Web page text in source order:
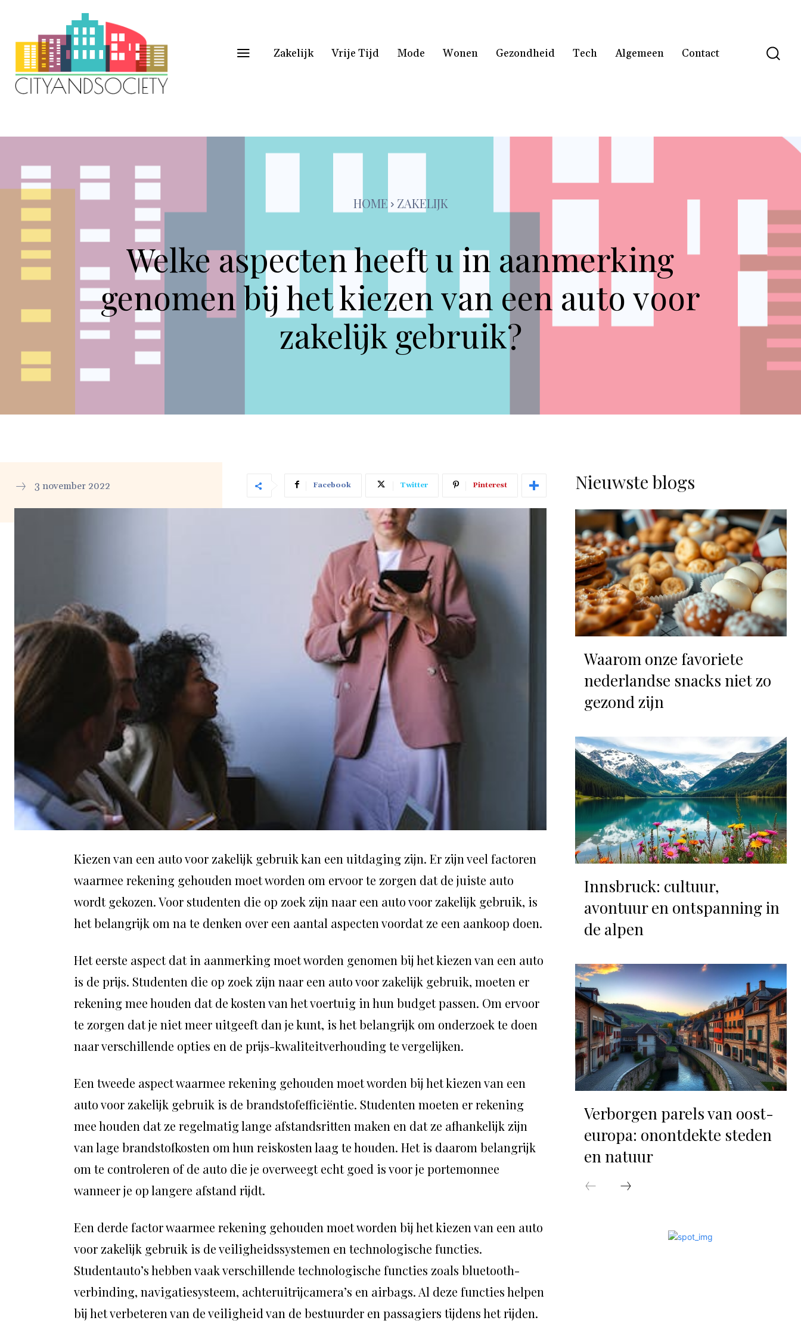
Zakelijk Vrije Tijd Mode Wonen Gezondheid Tech Algemeen Contact
HOME ZAKELIJK
Welke aspecten heeft u in aanmerking
genomen bij het kiezen van een auto voor
zakelijk gebruik?
3 november 2022 Facebook Twitter Pinterest
Kiezen van een auto voor zakelijk gebruik kan een uitdaging zijn. Er zijn veel factoren
waarmee rekening gehouden moet worden om ervoor te zorgen dat de juiste auto
wordt gekozen. Voor studenten die op zoek zijn naar een auto voor zakelijk gebruik, is
het belangrijk om na te denken over een aantal aspecten voordat ze een aankoop doen.
Het eerste aspect dat in aanmerking moet worden genomen bij het kiezen van een auto
is de prijs. Studenten die op zoek zijn naar een auto voor zakelijk gebruik, moeten er
rekening mee houden dat de kosten van het voertuig in hun budget passen. Om ervoor
te zorgen dat je niet meer uitgeeft dan je kunt, is het belangrijk om onderzoek te doen
naar verschillende opties en de prijs-kwaliteitverhouding te vergelijken.
Een tweede aspect waarmee rekening gehouden moet worden bij het kiezen van een
auto voor zakelijk gebruik is de brandstofefficiëntie. Studenten moeten er rekening
mee houden dat ze regelmatig lange afstandsritten maken en dat ze afhankelijk zijn
van lage brandstofkosten om hun reiskosten laag te houden. Het is daarom belangrijk
om te controleren of de auto die je overweegt echt goed is voor je portemonnee
wanneer je op langere afstand rijdt.
Een derde factor waarmee rekening gehouden moet worden bij het kiezen van een auto
voor zakelijk gebruik is de veiligheidssystemen en technologische functies.
Studentauto’s hebben vaak verschillende technologische functies zoals bluetooth-
verbinding, navigatiesysteem, achteruitrijcamera’s en airbags. Al deze functies helpen
bij het verbeteren van de veiligheid van de bestuurder en passagiers tijdens het rijden.
Nieuwste blogs
Waarom onze favoriete
nederlandse snacks niet zo
gezond zijn
Innsbruck: cultuur,
avontuur en ontspanning in
de alpen
Verborgen parels van oost-
europa: onontdekte steden
en natuur